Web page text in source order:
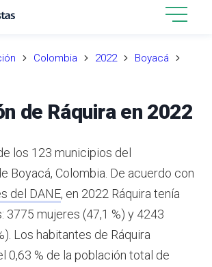
Colombia 2022
Boyacá
de Ráquira en 2022
los 123 municipios del
Boyacá, Colombia. De acuerdo con
del DANE, en 2022 Ráquira tenía
3775 mujeres (47,1 %) y 4243
Los habitantes de Ráquira
0,63 % de la población total de